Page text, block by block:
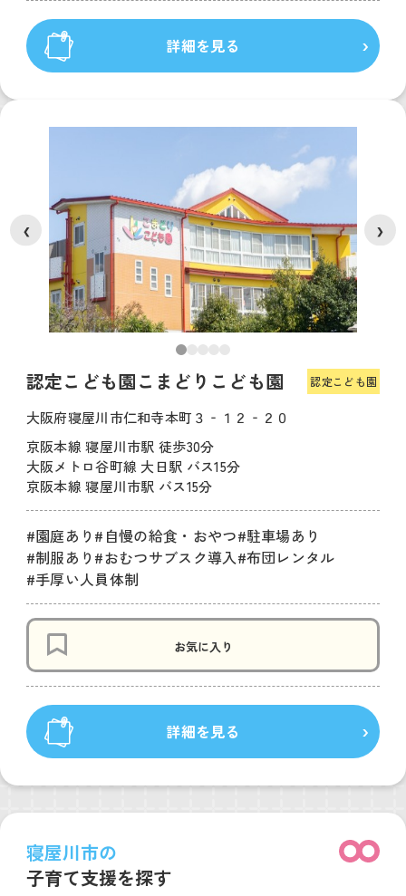
詳細を見る
認定こども園こまどりこども園 認定こども園
大阪府寝屋川市仁和寺本町３‐１２‐２０
京阪本線 寝屋川市駅 徒歩30分
大阪メトロ谷町線 大日駅 バス15分
京阪本線 寝屋川市駅 バス15分
#園庭あり #自慢の給食・おやつ#駐車場あり
#制服あり #おむつサブスク導入#布団レンタル
#手厚い人員体制
お気に入り
詳細を見る
❮ ❯
寝屋川市の
子育て支援を探す